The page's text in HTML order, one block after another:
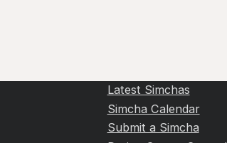
Latest Simchas
Simcha Calendar
Submit a Simcha